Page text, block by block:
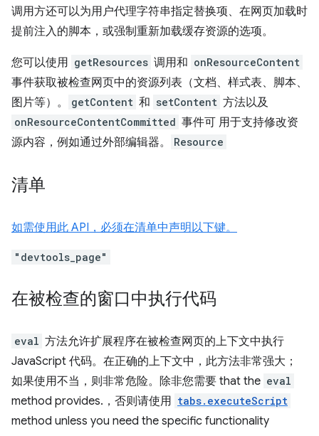
调用方还可以为用户代理字符串指定替换项、在网页加载时
提前注入的脚本，或强制重新加载缓存资源的选项。
您可以使用 getResources 调用和 onResourceContent
事件获取被检查网页中的资源列表（文档、样式表、脚本、
图片等）。
getContent 和 setContent 方法以及
onResourceContentCommitted 事件可 用于支持修改资
源内容，例如通过外部编辑器。
Resource
清单
如需使用此 API，必须在清单中声明以下键。
"devtools_page"
在被检查的窗口中执行代码
eval 方法允许扩展程序在被检查网页的上下文中执行
JavaScript 代码。在正确的上下文中，此方法非常强大；
如果使用不当，则非常危险。除非您需要 that the eval
method provides.，否则请使用 tabs.executeScript
method unless you need the specific functionality